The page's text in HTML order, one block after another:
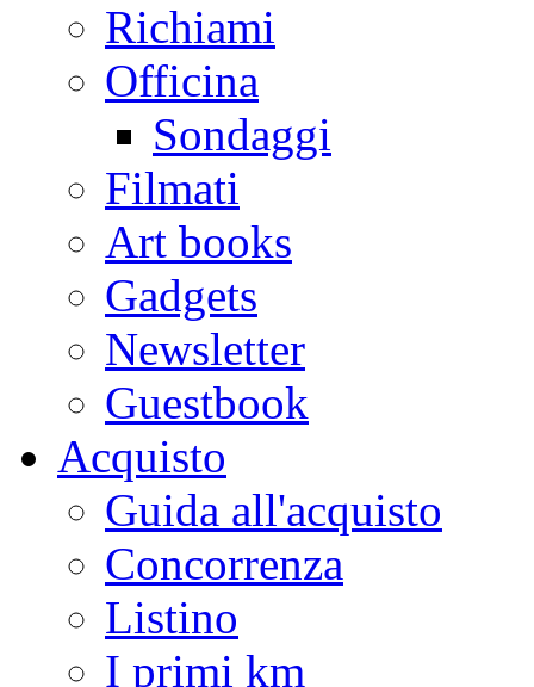
Richiami
Officina
Sondaggi
Filmati
Art books
Gadgets
Newsletter
Guestbook
Acquisto
Guida all'acquisto
Concorrenza
Listino
I primi km